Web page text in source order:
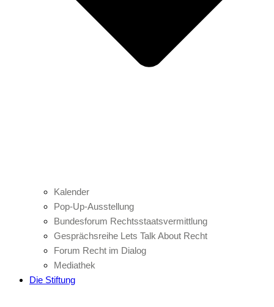
Kalender
Pop-Up-Ausstellung
Bundesforum Rechtsstaatsvermittlung
Gesprächsreihe Lets Talk About Recht
Forum Recht im Dialog
Mediathek
Die Stiftung